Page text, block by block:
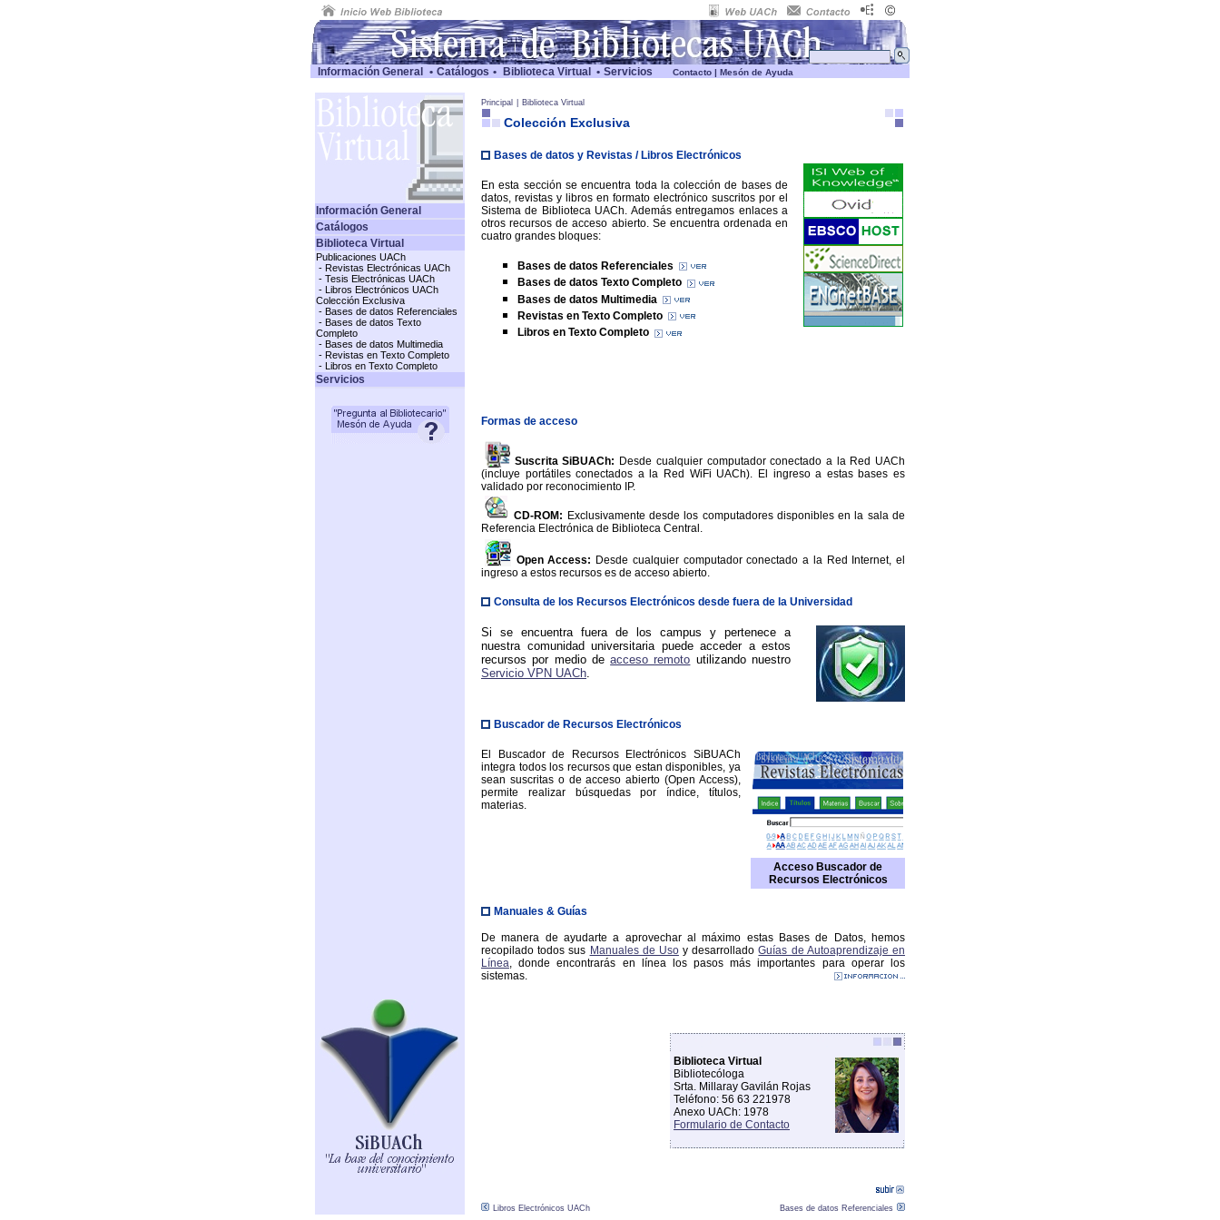
Información General • Catálogos • Biblioteca Virtual • Servicios Contacto | Mesón de Ayuda
Información General
Catálogos
Biblioteca Virtual
Publicaciones UACh
- Revistas Electrónicas UACh
- Tesis Electrónicas UACh
- Libros Electrónicos UACh
Colección Exclusiva
- Bases de datos Referenciales
- Bases de datos Texto
Completo
- Bases de datos Multimedia
- Revistas en Texto Completo
- Libros en Texto Completo
Servicios
Principal Biblioteca Virtual
Colección Exclusiva
Bases de datos y Revistas / Libros Electrónicos
En esta sección se encuentra toda la colección de bases de
datos, revistas y libros en formato electrónico suscritos por el
Sistema de Biblioteca UACh. Además entregamos enlaces a
otros recursos de acceso abierto. Se encuentra ordenada en
cuatro grandes bloques:
Bases de datos Referenciales
Bases de datos Texto Completo
Bases de datos Multimedia
Revistas en Texto Completo
Libros en Texto Completo
Formas de acceso
Suscrita SiBUACh: Desde cualquier computador conectado a la Red UACh
(incluye portátiles conectados a la Red WiFi UACh). El ingreso a estas bases es
validado por reconocimiento IP.
CD-ROM: Exclusivamente desde los computadores disponibles en la sala de
Referencia Electrónica de Biblioteca Central.
Open Access: Desde cualquier computador conectado a la Red Internet, el
ingreso a estos recursos es de acceso abierto.
Consulta de los Recursos Electrónicos desde fuera de la Universidad
Si se encuentra fuera de los campus y pertenece a
nuestra comunidad universitaria puede acceder a estos
recursos por medio deacceso remoto utilizando nuestro
Servicio VPN UACh.
Buscador de Recursos Electrónicos
El Buscador de Recursos Electrónicos SiBUACh
integra todos los recursos que estan disponibles, ya
sean suscritas o de acceso abierto (Open Access),
permite realizar búsquedas por índice, títulos,
materias.
Acceso Buscador de
Recursos Electrónicos
Manuales & Guías
De manera de ayudarte a aprovechar al máximo estas Bases de Datos, hemos
recopilado todos sus Manuales de Usoy desarrolladoGuías de Autoaprendizaje en
Línea, donde encontrarás en línea los pasos más importantes para operar los
sistemas.
Biblioteca Virtual
Bibliotecóloga
Srta. Millaray Gavilán Rojas
Teléfono: 56 63 221978
Anexo UACh: 1978
Formulario de Contacto
Libros Electrónicos UACh Bases de datos Referenciales